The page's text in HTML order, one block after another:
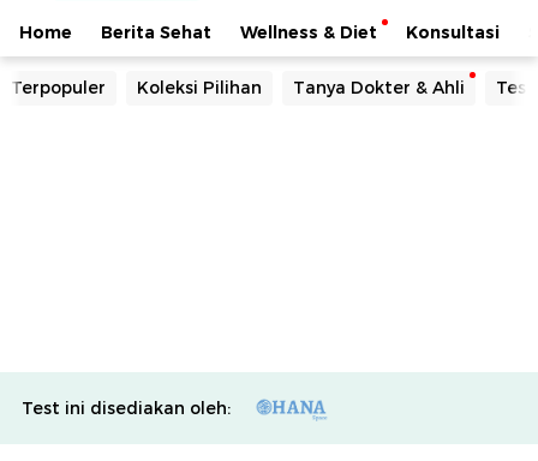
Home Berita Sehat Wellness & Diet Konsultasi
Terpopuler Koleksi Pilihan Tanya Dokter & Ahli Tes
Test ini disediakan oleh: